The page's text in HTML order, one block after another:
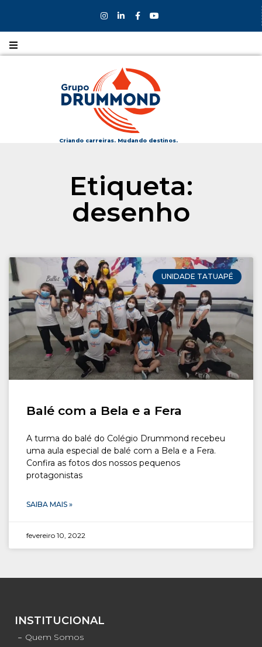
Fale
CONOSCO
Seja um
POLO EAD
Criando carreiras. Mudando destinos.
Etiqueta:
desenho
UNIDADE TATUAPÉ
Balé com a Bela e a Fera
A turma do balé do Colégio Drummond recebeu
uma aula especial de balé com a Bela e a Fera.
Confira as fotos dos nossos pequenos
protagonistas
SAIBA MAIS »
fevereiro 10, 2022
INSTITUCIONAL
Quem Somos